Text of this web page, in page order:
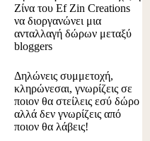
Ζίνα του Ef Zin Creations
να διοργανώνει μια
ανταλλαγή δώρων μεταξύ
bloggers
Δηλώνεις συμμετοχή,
κληρώνεσαι, γνωρίζεις σε
ποιον θα στείλεις εσύ δώρο
αλλά δεν γνωρίζεις από
ποιον θα λάβεις!